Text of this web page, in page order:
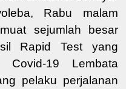
Rabu malam
sejumlah besar
Rapid Test yang
19 Lembata
pelaku perjalanan